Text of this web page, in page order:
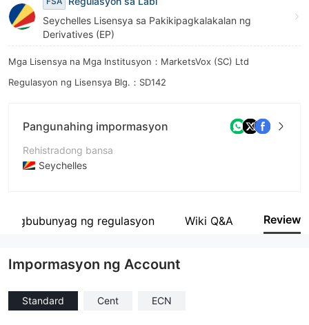
8
9
Seychelles Lisensya sa Pakikipagkalakalan ng
Derivatives (EP)
Mga Lisensya na Mga Institusyon：MarketsVox (SC) Ltd
Regulasyon ng Lisensya Blg.：SD142
Pangunahing impormasyon
Rehistradong bansa
Seychelles
Kumpanya
Pagbubunyag ng regulasyon Wiki Q&A Review
Impormasyon ng Account
Standard Cent ECN